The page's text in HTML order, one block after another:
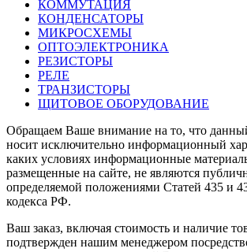
КОММУТАЦИЯ
КОНДЕНСАТОРЫ
МИКРОСХЕМЫ
ОПТОЭЛЕКТРОНИКА
РЕЗИСТОРЫ
РЕЛЕ
ТРАНЗИСТОРЫ
ЩИТОВОЕ ОБОРУДОВАНИЕ
Обращаем Ваше внимание на то, что
носит исключительно информационный
каких условиях информационные
размещенные на сайте, не являются
определяемой положениями Статей 435 и
кодекса РФ.
Ваш заказ, включая стоимость и наличие
подтвержден нашим менеджером